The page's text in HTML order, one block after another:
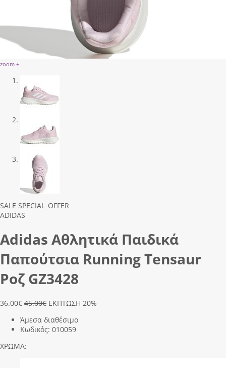
zoom +
Previous
Next
SALE SPECIAL_OFFER
ADIDAS
Adidas Αθλητικά Παιδικά
Παπούτσια Running Tensaur
Ροζ GZ3428
36.00€ 45.00€ ΕΚΠΤΩΣΗ 20%
Άμεσα διαθέσιμο
Κωδικός: 010059
ΧΡΩΜΑ: